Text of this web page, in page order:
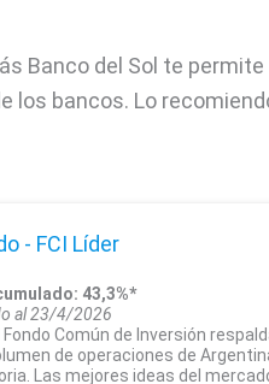
Banco del Sol te
los bancos. Lo
- FCI Líder
43,3%*
al 23/4/2026
Común de Inversión
de operaciones de
Las mejores ideas del